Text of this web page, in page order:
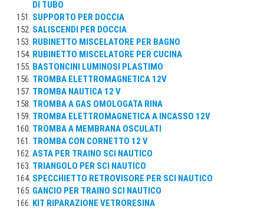
DI TUBO
SUPPORTO PER DOCCIA
SALISCENDI PER DOCCIA
RUBINETTO MISCELATORE PER BAGNO
RUBINETTO MISCELATORE PER CUCINA
BASTONCINI LUMINOSI PLASTIMO
TROMBA ELETTROMAGNETICA 12V
TROMBA NAUTICA 12 V
TROMBA A GAS OMOLOGATA RINA
TROMBA ELETTROMAGNETICA A INCASSO 12V
TROMBA A MEMBRANA OSCULATI
TROMBA CON CORNETTO 12 V
ASTA PER TRAINO SCI NAUTICO
TRIANGOLO PER SCI NAUTICO
SPECCHIETTO RETROVISORE PER SCI NAUTICO
GANCIO PER TRAINO SCI NAUTICO
KIT RIPARAZIONE VETRORESINA